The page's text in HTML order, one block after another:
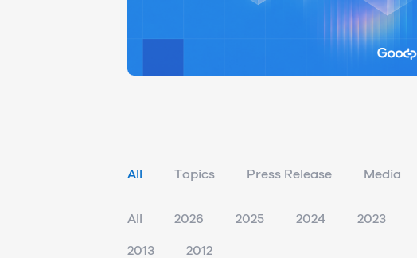
All Topics Press Release Media
All 2026 2025 2024 2023
2013 2012